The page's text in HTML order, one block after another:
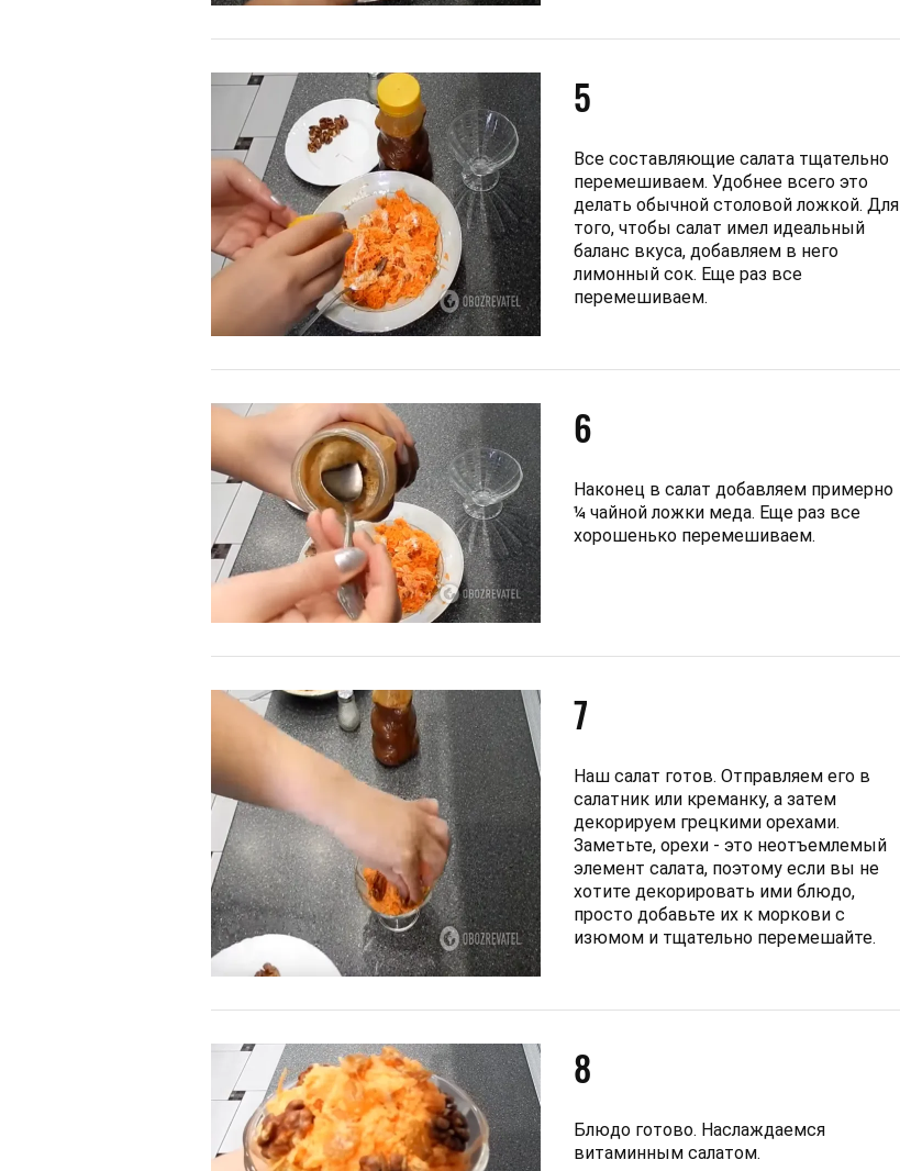
5
Все составляющие салата тщательно
перемешиваем. Удобнее всего это
делать обычной столовой ложкой. Для
того, чтобы салат имел идеальный
баланс вкуса, добавляем в него
лимонный сок. Еще раз все
перемешиваем.
6
Наконец в салат добавляем примерно
¼ чайной ложки меда. Еще раз все
хорошенько перемешиваем.
7
Наш салат готов. Отправляем его в
салатник или креманку, а затем
декорируем грецкими орехами.
Заметьте, орехи - это неотъемлемый
элемент салата, поэтому если вы не
хотите декорировать ими блюдо,
просто добавьте их к моркови с
изюмом и тщательно перемешайте.
8
Блюдо готово. Наслаждаемся
витаминным салатом.